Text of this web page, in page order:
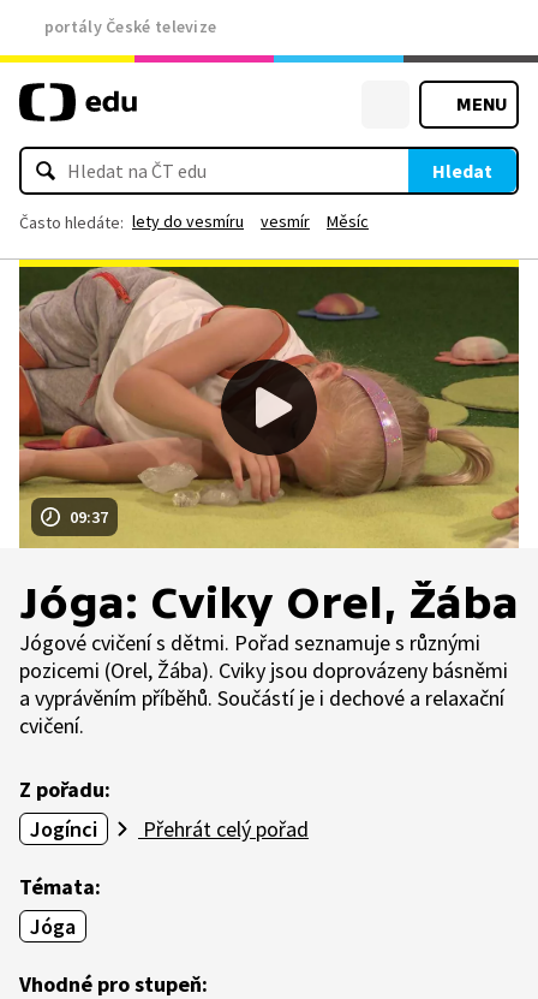
portály České televize
MENU
Hledat
Často hledáte: lety do vesmíru vesmír Měsíc
09:37
Jóga: Cviky Orel, Žába
Jógové cvičení s dětmi. Pořad seznamuje s různými
pozicemi (Orel, Žába). Cviky jsou doprovázeny básněmi
a vyprávěním příběhů. Součástí je i dechové a relaxační
cvičení.
Z pořadu:
Jogínci
Přehrát celý pořad
Témata:
Jóga
Vhodné pro stupeň: